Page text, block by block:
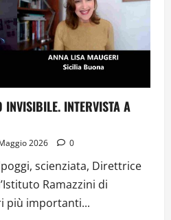
INTERVISTA A
2026 0
scienziata, Direttrice
Ramazzini di
più importanti...